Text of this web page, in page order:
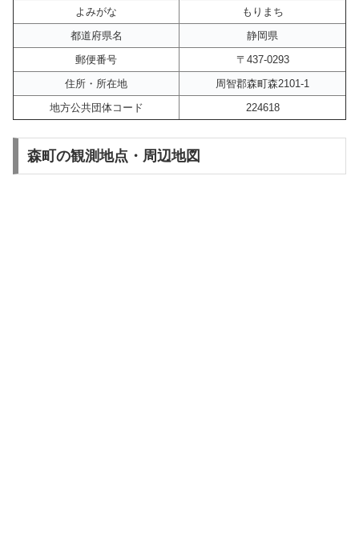
よみがな
もりまち
都道府県名
静岡県
郵便番号
〒437-0293
住所・所在地
周智郡森町森2101-1
地方公共団体コード
224618
森町の観測地点・周辺地図